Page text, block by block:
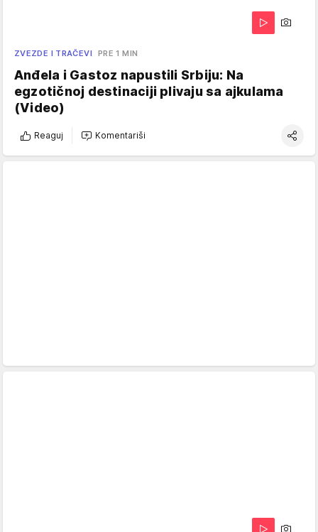
ZVEZDE I TRAČEVI PRE 1 MIN
Anđela i Gastoz napustili Srbiju: Na
egzotičnoj destinaciji plivaju sa ajkulama
(Video)
Reaguj Komentariši